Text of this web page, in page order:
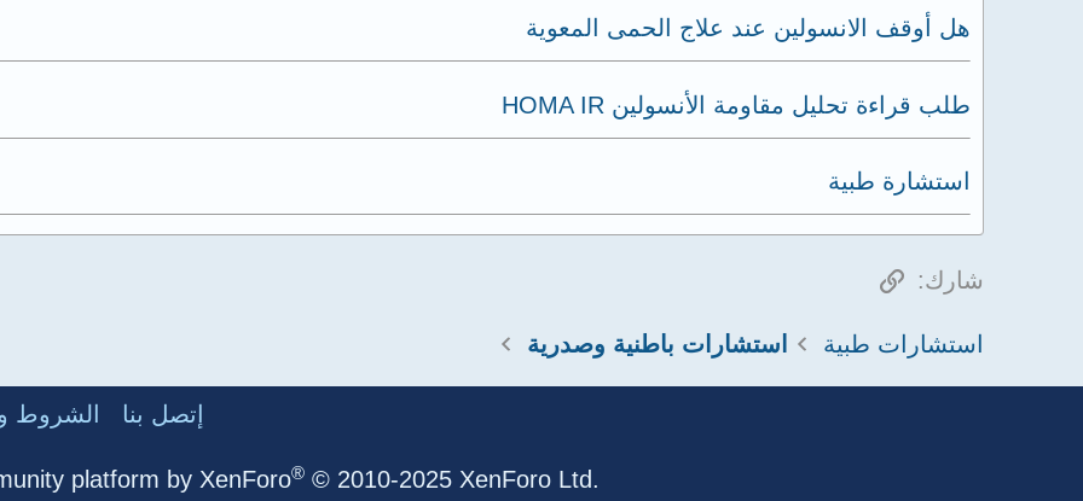
هل أوقف الانسولين عند علاج الحمى المعوية
طلب قراءة تحليل مقاومة الأنسولين HOMA IR
استشارة طبية
شارك: الرابط
استشارات طبية استشارات باطنية وصدرية
إتصل بنا الشروط
platform by XenForo® © 2010-2025 XenForo Ltd.